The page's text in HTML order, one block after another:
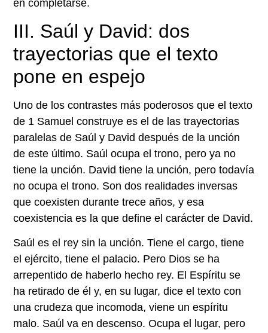
en completarse.
III. Saúl y David: dos
trayectorias que el texto
pone en espejo
Uno de los contrastes más poderosos que el texto
de 1 Samuel construye es el de las trayectorias
paralelas de Saúl y David después de la unción
de este último. Saúl ocupa el trono, pero ya no
tiene la unción. David tiene la unción, pero todavía
no ocupa el trono. Son dos realidades inversas
que coexisten durante trece años, y esa
coexistencia es la que define el carácter de David.
Saúl es el rey sin la unción. Tiene el cargo, tiene
el ejército, tiene el palacio. Pero Dios se ha
arrepentido de haberlo hecho rey. El Espíritu se
ha retirado de él y, en su lugar, dice el texto con
una crudeza que incomoda, viene un espíritu
malo. Saúl va en descenso. Ocupa el lugar, pero